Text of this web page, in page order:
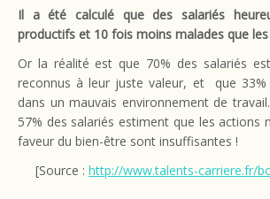
Il a été calculé que des salariés
productifs et 10 fois moins malades que
Or la réalité est que 70% des salariés
reconnus à leur juste valeur, et que 33%
dans un mauvais environnement de
57% des salariés estiment que les actions
faveur du bien-être sont insuffisantes !
[Source : http://www.talents-carriere.fr/